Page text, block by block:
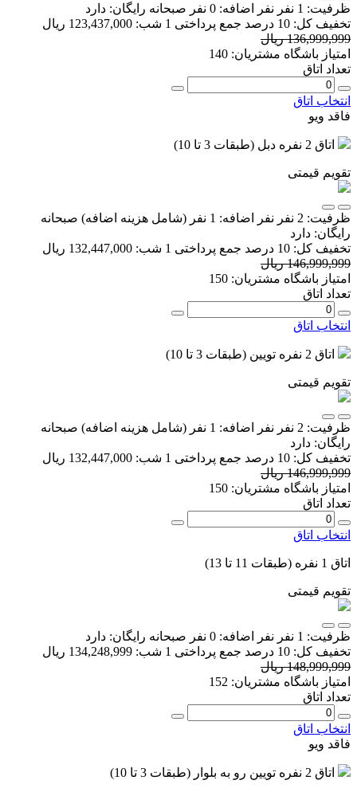
ظرفیت: 1 نفر نفر اضافه: 0 نفر صبحانه رایگان: دارد
تخفیف کل: 10 درصد جمع پرداختی 1 شب:
123,437,000 ریال
136,999,999 ریال
امتیاز باشگاه مشتریان: 140
تعداد اتاق
انتخاب اتاق
فاقد ویو
اتاق 2 نفره دبل (طبقات 3 تا 10)
تقویم قیمتی
ظرفیت: 2 نفر نفر اضافه: 1 نفر (شامل هزینه اضافه) صبحانه
رایگان: دارد
تخفیف کل: 10 درصد جمع پرداختی 1 شب:
132,447,000 ریال
146,999,999 ریال
امتیاز باشگاه مشتریان: 150
تعداد اتاق
انتخاب اتاق
اتاق 2 نفره تویین (طبقات 3 تا 10)
تقویم قیمتی
ظرفیت: 2 نفر نفر اضافه: 1 نفر (شامل هزینه اضافه) صبحانه
رایگان: دارد
تخفیف کل: 10 درصد جمع پرداختی 1 شب:
132,447,000 ریال
146,999,999 ریال
امتیاز باشگاه مشتریان: 150
تعداد اتاق
انتخاب اتاق
اتاق 1 نفره (طبقات 11 تا 13)
تقویم قیمتی
ظرفیت: 1 نفر نفر اضافه: 0 نفر صبحانه رایگان: دارد
تخفیف کل: 10 درصد جمع پرداختی 1 شب:
134,248,999 ریال
148,999,999 ریال
امتیاز باشگاه مشتریان: 152
تعداد اتاق
انتخاب اتاق
فاقد ویو
اتاق 2 نفره تویین رو به بلوار (طبقات 3 تا 10)